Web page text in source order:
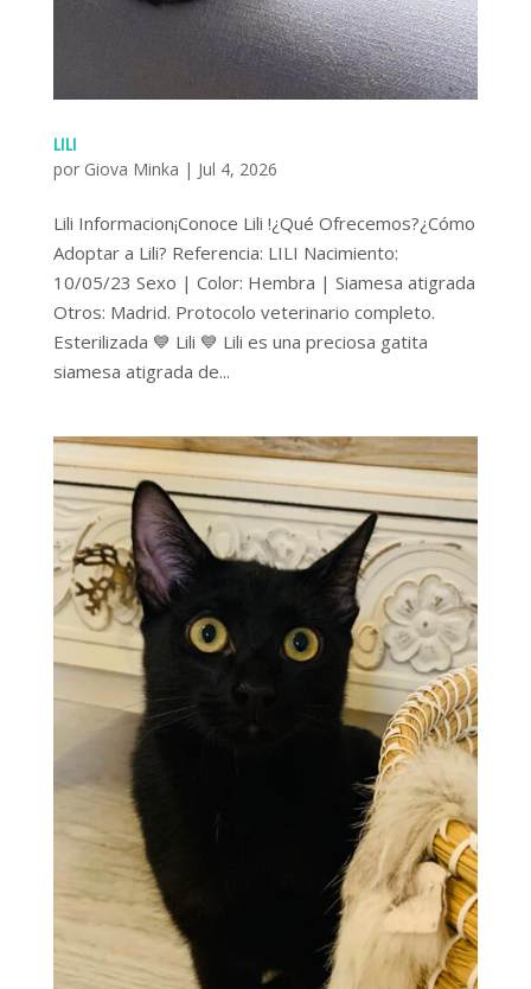
LILI
por Giova Minka | Jul 4, 2026
Lili Informacion¡Conoce Lili !¿Qué Ofrecemos?¿Cómo
Adoptar a Lili? Referencia: LILI Nacimiento:
10/05/23 Sexo | Color: Hembra | Siamesa atigrada
Otros: Madrid. Protocolo veterinario completo.
Esterilizada 💙 Lili 💙 Lili es una preciosa gatita
siamesa atigrada de...